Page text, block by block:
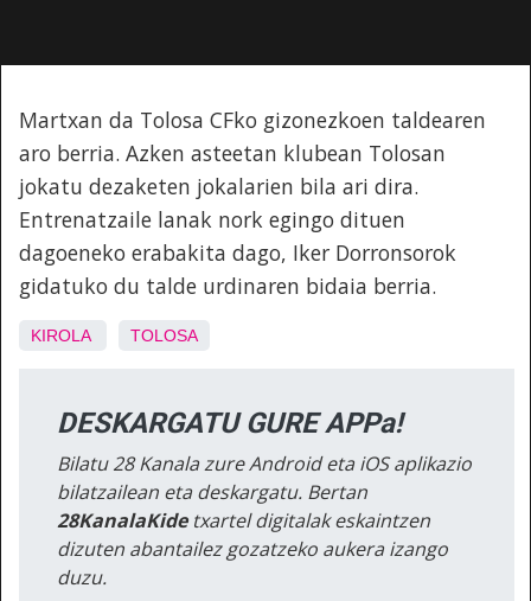
Martxan da Tolosa CFko gizonezkoen taldearen
aro berria. Azken asteetan klubean Tolosan
jokatu dezaketen jokalarien bila ari dira.
Entrenatzaile lanak nork egingo dituen
dagoeneko erabakita dago, Iker Dorronsorok
gidatuko du talde urdinaren bidaia berria.
KIROLA TOLOSA
DESKARGATU GURE APPa!
Bilatu 28 Kanala zure Android eta iOS aplikazio
bilatzailean eta deskargatu. Bertan
28KanalaKidetxartel digitalak eskaintzen
dizuten abantailez gozatzeko aukera izango
duzu.